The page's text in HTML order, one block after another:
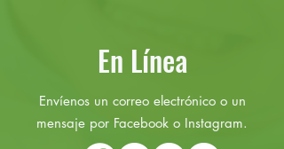
En Línea
Envíenos un correo electrónico o un
mensaje por Facebook o Instagram.